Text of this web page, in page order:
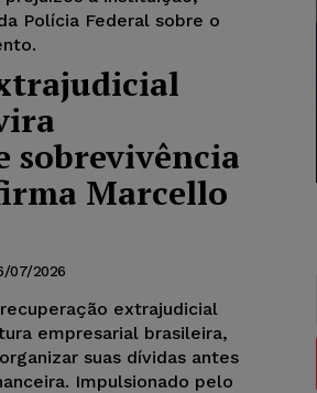
Polícia Federal sobre o
sobrevivência
Marcello
07/2026
extrajudicial
empresarial brasileira,
suas dívidas antes
Impulsionado pelo